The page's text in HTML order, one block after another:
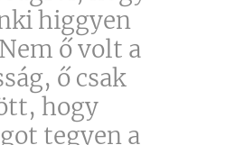
higgyen
ő volt a
ő csak
hogy
tegyen a